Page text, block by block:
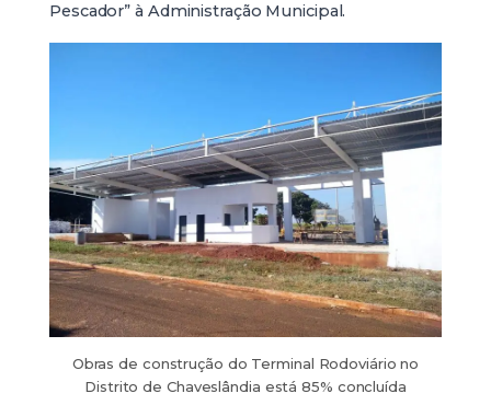
Pescador” à Administração Municipal.
Obras de construção do Terminal Rodoviário no
Distrito de Chaveslândia está 85% concluída